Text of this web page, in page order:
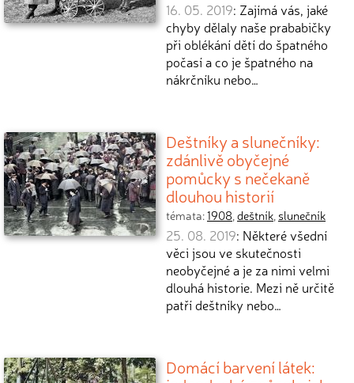
16. 05. 2019: Zajímá vás, jaké
chyby dělaly naše prababičky
při oblékání dětí do špatného
počasí a co je špatného na
nákrčníku nebo…
Deštníky a slunečníky:
zdánlivě obyčejné
pomůcky s nečekaně
dlouhou historií
témata:1908,deštník, slunečník
25. 08. 2019: Některé všední
věci jsou ve skutečnosti
neobyčejné a je za nimi velmi
dlouhá historie. Mezi ně určitě
patří deštníky nebo…
Domácí barvení látek: